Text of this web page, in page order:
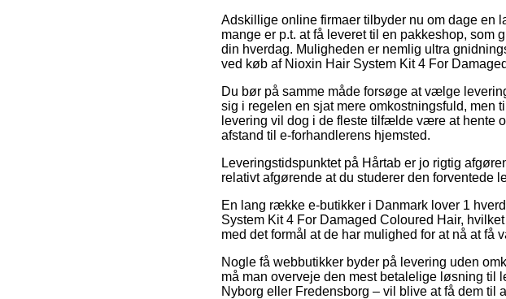
Adskillige online firmaer tilbyder nu om dage en
mange er p.t. at få leveret til en pakkeshop, som
din hverdag. Muligheden er nemlig ultra
ved køb af Nioxin Hair System Kit 4 For
Du bør på samme måde forsøge at vælge
sig i regelen en sjat mere omkostningsfuld,
levering vil dog i de fleste tilfælde være at hente
afstand til e-forhandlerens hjemsted.
Leveringstidspunktet på Hårtab er jo rigtig
relativt afgørende at du studerer den forventede
En lang række e-butikker i Danmark lover 1
System Kit 4 For Damaged Coloured Hair,
med det formål at de har mulighed for at nå at få
Nogle få webbutikker byder på levering uden
må man overveje den mest betalelige løsning til
Nyborg eller Fredensborg – vil blive at få dem til